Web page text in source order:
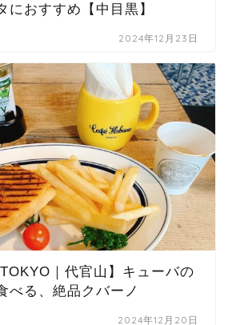
におすすめ【中目黒】
2024年12月23日
｜代官山】キューバの
べる、絶品クバーノ
2024年12月20日